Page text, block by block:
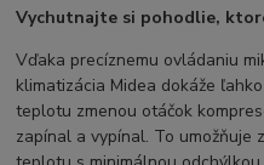
Vychutnajte si pohodlie,
Vďaka precíznemu ovládaniu
klimatizácia Midea dokáže
teplotu zmenou otáčok
zapínal a vypínal. To umožňuje